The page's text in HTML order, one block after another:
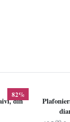
82%
din